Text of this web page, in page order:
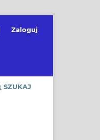
SZUKAJ
Zaloguj